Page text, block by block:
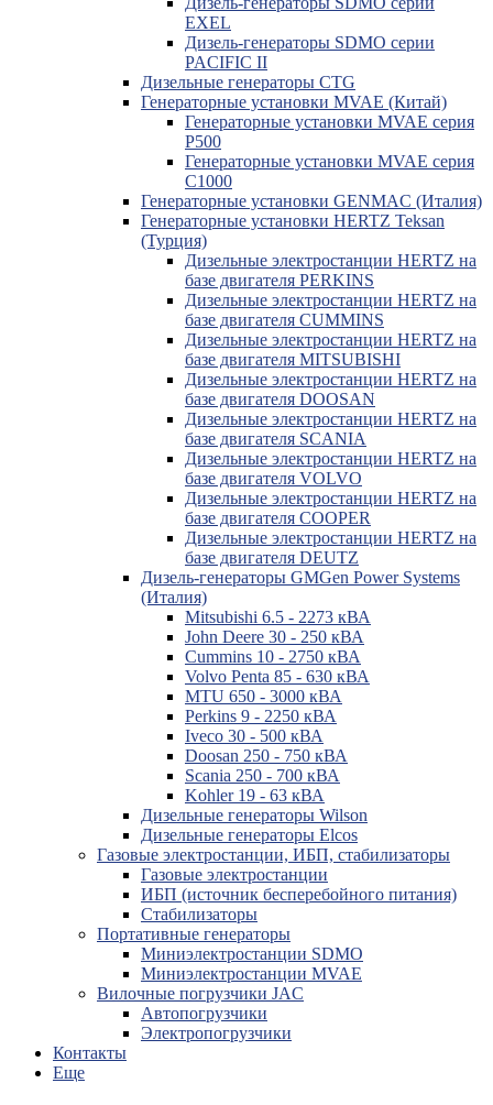
EXEL
Дизель-генераторы SDMO серии
PACIFIC II
Дизельные генераторы CTG
Генераторные установки MVAE (Китай)
Генераторные установки MVAE серия
P500
Генераторные установки MVAE серия
C1000
Генераторные установки GENMAC (Италия)
Генераторные установки HERTZ Teksan
(Турция)
Дизельные электростанции HERTZ на
базе двигателя PERKINS
Дизельные электростанции HERTZ на
базе двигателя CUMMINS
Дизельные электростанции HERTZ на
базе двигателя MITSUBISHI
Дизельные электростанции HERTZ на
базе двигателя DOOSAN
Дизельные электростанции HERTZ на
базе двигателя SCANIA
Дизельные электростанции HERTZ на
базе двигателя VOLVO
Дизельные электростанции HERTZ на
базе двигателя COOPER
Дизельные электростанции HERTZ на
базе двигателя DEUTZ
Дизель-генераторы GMGen Power Systems
(Италия)
Mitsubishi 6.5 - 2273 кВА
John Deere 30 - 250 кВА
Cummins 10 - 2750 кВА
Volvo Penta 85 - 630 кВА
MTU 650 - 3000 кВА
Perkins 9 - 2250 кВА
Iveco 30 - 500 кВА
Doosan 250 - 750 кВА
Scania 250 - 700 кВА
Kohler 19 - 63 кВА
Дизельные генераторы Wilson
Дизельные генераторы Elcos
Газовые электростанции, ИБП, стабилизаторы
Газовые электростанции
ИБП (источник бесперебойного питания)
Стабилизаторы
Портативные генераторы
Миниэлектростанции SDMO
Миниэлектростанции MVAE
Вилочные погрузчики JAC
Авто­погрузчики
Электро­погрузчики
Контакты
Еще